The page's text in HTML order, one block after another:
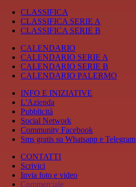
CLASSIFICA
CLASSIFICA SERIE A
CLASSIFICA SERIE B
CALENDARIO
CALENDARIO SERIE A
CALENDARIO SERIE B
CALENDARIO PALERMO
INFO E INIZIATIVE
L'Azienda
Pubblicità
Social Network
Community Facebook
Sms gratis su Whatsapp e Telegram
CONTATTI
Scrivici
Invia foto e video
Commerciale